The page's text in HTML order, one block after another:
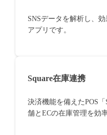
SNSデータを解析し、
アプリです。
Square在庫連携
決済機能を備えたPOS
舗とECの在庫管理を効